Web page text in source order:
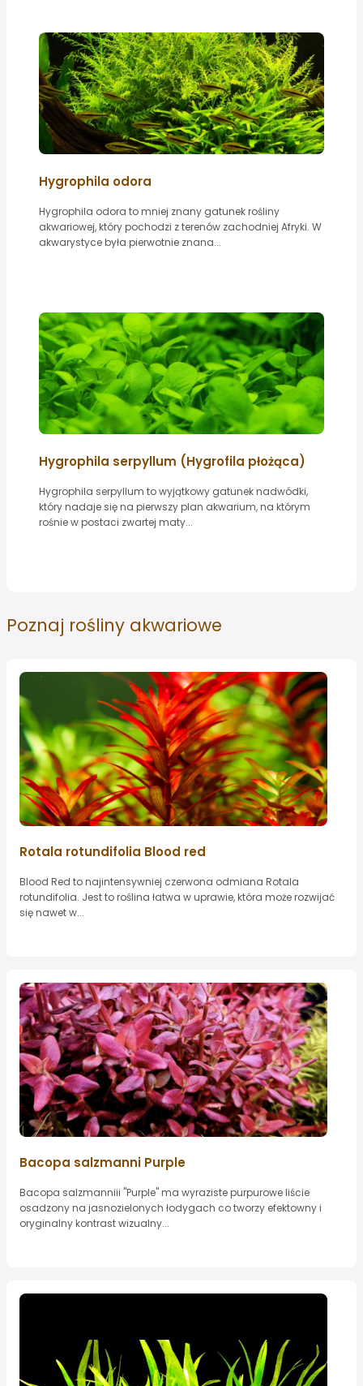
Hygrophila odora
Hygrophila odora to mniej znany gatunek rośliny
akwariowej, który pochodzi z terenów zachodniej Afryki. W
akwarystyce była pierwotnie znana...
Hygrophila serpyllum (Hygrofila płożąca)
Hygrophila serpyllum to wyjątkowy gatunek nadwódki,
który nadaje się na pierwszy plan akwarium, na którym
rośnie w postaci zwartej maty...
Poznaj rośliny akwariowe
Rotala rotundifolia Blood red
Blood Red to najintensywniej czerwona odmiana Rotala
rotundifolia. Jest to roślina łatwa w uprawie, która może rozwijać
się nawet w...
Bacopa salzmanni Purple
Bacopa salzmanniii "Purple" ma wyraziste purpurowe liście
osadzony na jasnozielonych łodygach co tworzy efektowny i
oryginalny kontrast wizualny...